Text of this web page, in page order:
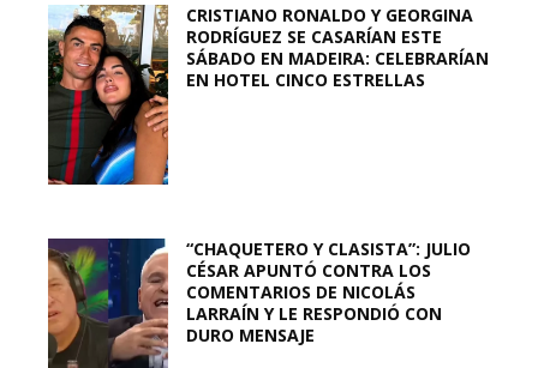
CRISTIANO RONALDO Y GEORGINA
RODRÍGUEZ SE CASARÍAN ESTE
SÁBADO EN MADEIRA: CELEBRARÍAN
EN HOTEL CINCO ESTRELLAS
“CHAQUETERO Y CLASISTA”: JULIO
CÉSAR APUNTÓ CONTRA LOS
COMENTARIOS DE NICOLÁS
LARRAÍN Y LE RESPONDIÓ CON
DURO MENSAJE